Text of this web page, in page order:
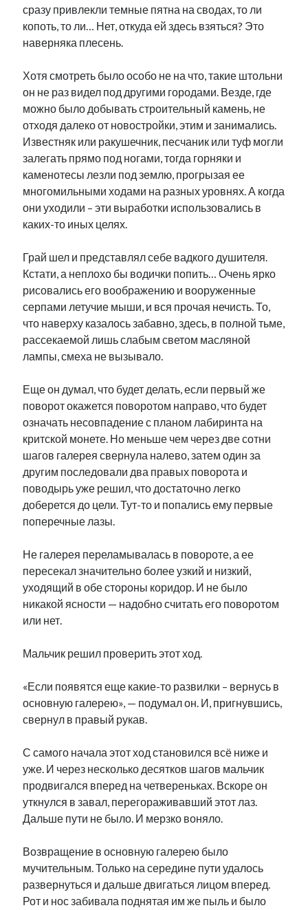
сразу привлекли темные пятна на сводах, то ли
копоть, то ли… Нет, откуда ей здесь взяться? Это
наверняка плесень.
Хотя смотреть было особо не на что, такие штольни
он не раз видел под другими городами. Везде, где
можно было добывать строительный камень, не
отходя далеко от новостройки, этим и занимались.
Известняк или ракушечник, песчаник или туф могли
залегать прямо под ногами, тогда горняки и
каменотесы лезли под землю, прогрызая ее
многомильными ходами на разных уровнях. А когда
они уходили – эти выработки использовались в
каких-то иных целях.
Грай шел и представлял себе вадкого душителя.
Кстати, а неплохо бы водички попить… Очень ярко
рисовались его воображению и вооруженные
серпами летучие мыши, и вся прочая нечисть. То,
что наверху казалось забавно, здесь, в полной тьме,
рассекаемой лишь слабым светом масляной
лампы, смеха не вызывало.
Еще он думал, что будет делать, если первый же
поворот окажется поворотом направо, что будет
означать несовпадение с планом лабиринта на
критской монете. Но меньше чем через две сотни
шагов галерея свернула налево, затем один за
другим последовали два правых поворота и
поводырь уже решил, что достаточно легко
доберется до цели. Тут-то и попались ему первые
поперечные лазы.
Не галерея переламывалась в повороте, а ее
пересекал значительно более узкий и низкий,
уходящий в обе стороны коридор. И не было
никакой ясности — надобно считать его поворотом
или нет.
Мальчик решил проверить этот ход.
«Если появятся еще какие-то развилки – вернусь в
основную галерею», — подумал он. И, пригнувшись,
свернул в правый рукав.
С самого начала этот ход становился всё ниже и
уже. И через несколько десятков шагов мальчик
продвигался вперед на четвереньках. Вскоре он
уткнулся в завал, перегораживавший этот лаз.
Дальше пути не было. И мерзко воняло.
Возвращение в основную галерею было
мучительным. Только на середине пути удалось
развернуться и дальше двигаться лицом вперед.
Рот и нос забивала поднятая им же пыль и было